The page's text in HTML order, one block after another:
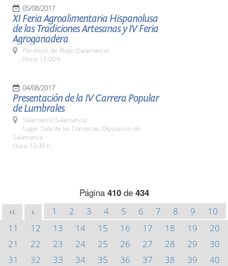
05/08/2017
XI Feria Agroalimentaria Hispanolusa
de las Tradiciones Artesanas y IV Feria
Agroganadera
Peralejos de Abajo (Salamanca)
Hora: 12:00 h.
04/08/2017
Presentación de la IV Carrera Popular
de Lumbrales
Salamanca (Salamanca)
Lugar: Sala de las Comarcas. Diputación de
Salamanca
Hora: 12:30 h.
Página 410de 434
<< < 1 2 3 4 5 6 7 8 9
10
11
12 13 14 15 16 17 18 19
20
21
22 23 24 25 26 27 28 29
30
31
32 33 34 35 36 37 38 39
40